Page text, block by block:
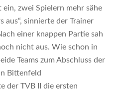
zwei Spielern mehr sähe
aus“, sinnierte der Trainer
einer knappen Partie sah
nicht aus. Wie schon in
Teams zum Abschluss der
Bittenfeld
der TVB II die ersten